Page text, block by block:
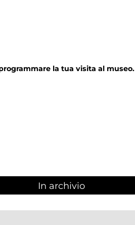
la tua visita al museo.
In archivio